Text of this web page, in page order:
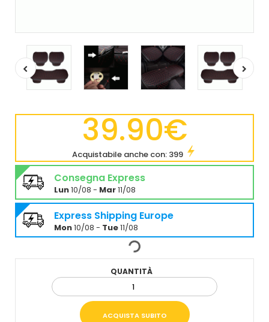
39.90€
Acquistabile anche con: 399
Consegna Express
Lun10/08 - Mar11/08
Express Shipping Europe
Mon10/08 - Tue11/08
QUANTITÀ